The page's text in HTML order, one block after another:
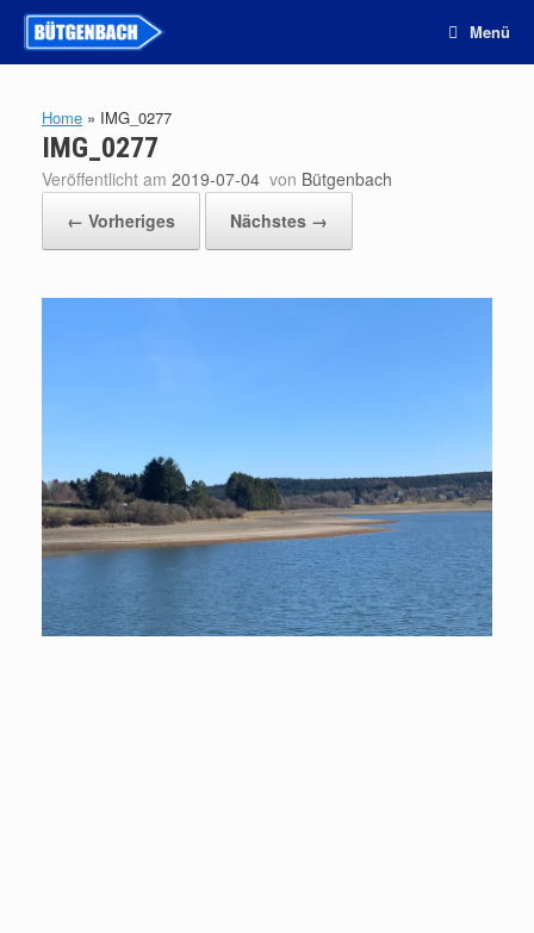
Zum
Inhalt
springen
Menü
Home » IMG_0277
IMG_0277
Veröffentlicht am 2019-07-04 von Bütgenbach
← Vorheriges
Nächstes →